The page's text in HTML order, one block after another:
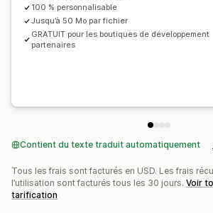
100 % personnalisable
Jusqu’à 50 Mo par fichier
GRATUIT pour les boutiques de développement
partenaires
Contient du texte traduit automatiquement
Tous les frais sont facturés en USD. Les frais
l’utilisation sont facturés tous les 30 jours. Voir
tarification